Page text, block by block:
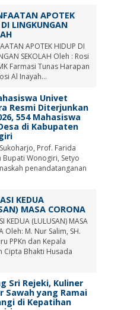
APOTEK
LINGKUNGAN
APOTEK HIDUP DI
SEKOLAH Oleh : Rosi
Farmasi Tunas Harapan
Al Inayah...
Univet
Resmi Diterjunkan
554 Mahasiswa
di Kabupaten
Prof. Farida
Bupati Wonogiri, Setyo
penandatanganan
KEDUA
MASA CORONA
KEDUA (LULUSAN) MASA
Oleh: M. Nur Salim, SH.
PPKn dan Kepala
Cipta Bhakti Husada
Sri Rejeki, Kuliner
Sawah yang Ramai
di Kepatihan